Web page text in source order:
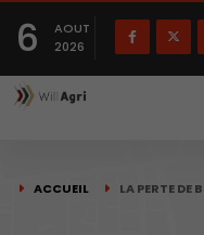
6
AOUT
2026
ACCUEIL LA PERTE DE
Français